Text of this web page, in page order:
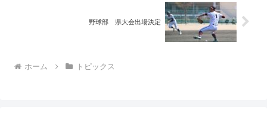
野球部 県大会出場決定
ホーム トピックス